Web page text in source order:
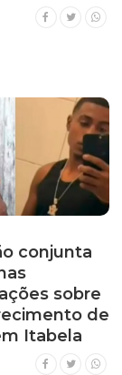
conjunta
sobre
de
Itabela